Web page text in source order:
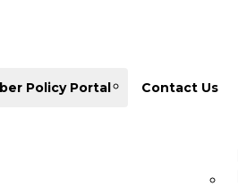
Policy Portal Contact Us